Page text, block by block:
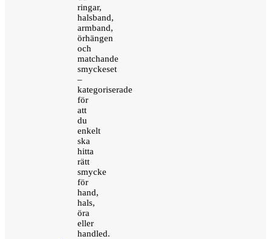
ringar,
halsband,
armband,
örhängen
och
matchande
smyckeset
–
kategoriserade
för
att
du
enkelt
ska
hitta
rätt
smycke
för
hand,
hals,
öra
eller
handled.